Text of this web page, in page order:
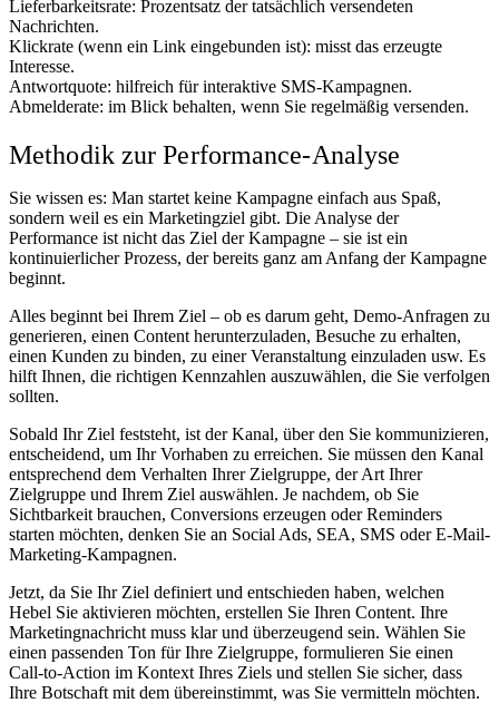
Lieferbarkeitsrate: Prozentsatz der tatsächlich versendeten
Nachrichten.
Klickrate (wenn ein Link eingebunden ist): misst das erzeugte
Interesse.
Antwortquote: hilfreich für interaktive SMS-Kampagnen.
Abmelderate: im Blick behalten, wenn Sie regelmäßig versenden.
Methodik zur Performance-Analyse
Sie wissen es: Man startet keine Kampagne einfach aus Spaß,
sondern weil es ein Marketingziel gibt. Die Analyse der
Performance ist nicht das Ziel der Kampagne – sie ist ein
kontinuierlicher Prozess, der bereits ganz am Anfang der Kampagne
beginnt.
Alles beginnt bei Ihrem Ziel – ob es darum geht, Demo-Anfragen zu
generieren, einen Content herunterzuladen, Besuche zu erhalten,
einen Kunden zu binden, zu einer Veranstaltung einzuladen usw. Es
hilft Ihnen, die richtigen Kennzahlen auszuwählen, die Sie verfolgen
sollten.
Sobald Ihr Ziel feststeht, ist der Kanal, über den Sie kommunizieren,
entscheidend, um Ihr Vorhaben zu erreichen. Sie müssen den Kanal
entsprechend dem Verhalten Ihrer Zielgruppe, der Art Ihrer
Zielgruppe und Ihrem Ziel auswählen. Je nachdem, ob Sie
Sichtbarkeit brauchen, Conversions erzeugen oder Reminders
starten möchten, denken Sie an Social Ads, SEA, SMS oder E-Mail-
Marketing-Kampagnen.
Jetzt, da Sie Ihr Ziel definiert und entschieden haben, welchen
Hebel Sie aktivieren möchten, erstellen Sie Ihren Content. Ihre
Marketingnachricht muss klar und überzeugend sein. Wählen Sie
einen passenden Ton für Ihre Zielgruppe, formulieren Sie einen
Call-to-Action im Kontext Ihres Ziels und stellen Sie sicher, dass
Ihre Botschaft mit dem übereinstimmt, was Sie vermitteln möchten.